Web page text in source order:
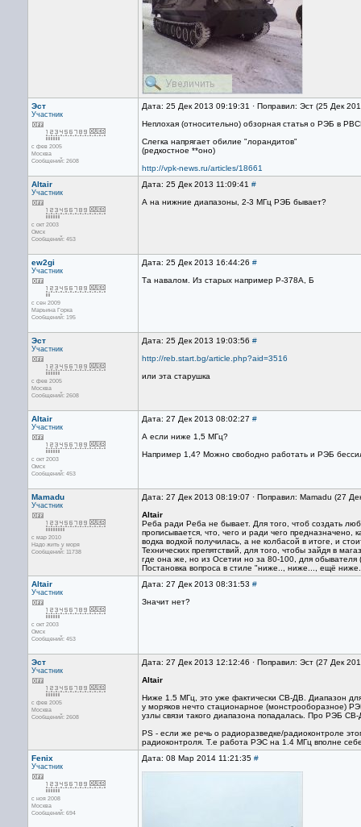
Эст
Участник
с фев 2005
Москва
Сообщений: 2608
Дата: 25 Дек 2013 09:19:31 · Поправил: Эст (25 Дек
Неплохая (относительно) обзорная статья о РЭБ в
Слегка напрягает обилие "лорандитов"
(редкостное **оно)
http://vpk-news.ru/articles/18661
Altair
Участник
с окт 2003
Омск
Сообщений: 453
Дата: 25 Дек 2013 11:09:41 #
А на нижние диапазоны, 2-3 МГц РЭБ бывает?
ew2gi
Участник
с сен 2009
Марьина Горка
Сообщений: 195
Дата: 25 Дек 2013 16:44:26 #
Та навалом. Из старых например Р-378А, Б
Эст
Участник
с фев 2005
Москва
Сообщений: 2608
Дата: 25 Дек 2013 19:03:56 #
http://reb.start.bg/article.php?aid=3516
или эта старушка
Altair
Участник
с окт 2003
Омск
Сообщений: 453
Дата: 27 Дек 2013 08:02:27 #
А если ниже 1,5 МГц?
Например 1,4? Можно свободно работать и РЭБ
Mamadu
Участник
с мар 2010
Надо жить у моря
Сообщений: 11738
Дата: 27 Дек 2013 08:19:07 · Поправил: Mamadu (27
Altair
Реба ради Реба не бывает. Для того, чтоб создать
прописывается, что, чего и ради чего предназначено,
водка водкой получилась, а не колбасой в итоге, и
Технических препятствий, для того, чтобы зайдя в
где она же, но из Осетии но за 80-100, для обывателя
Постановка вопроса в стиле "ниже.., ниже..., ещё
Altair
Участник
с окт 2003
Омск
Сообщений: 453
Дата: 27 Дек 2013 08:31:53 #
Значит нет?
Эст
Участник
с фев 2005
Москва
Сообщений: 2608
Дата: 27 Дек 2013 12:12:46 · Поправил: Эст (27 Дек
Altair
Ниже 1.5 МГц, это уже фактически СВ-ДВ. Диапазон
у моряков нечто стационарное (монстрооборазное)
узлы связи такого диапазона попадалась. Про РЭБ
PS - если же речь о радиоразведке/радиоконтроле
радиоконтроля. Т.е работа РЭС на 1.4 МГц вполне
Fenix
Участник
с ноя 2008
Москва
Сообщений: 694
Дата: 08 Мар 2014 11:21:35 #